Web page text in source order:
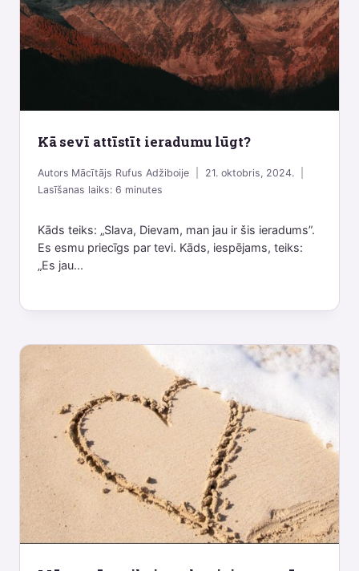
Kā sevī attīstīt ieradumu lūgt?
Autors Mācītājs Rufus Adžiboije
21. oktobris, 2024.
Lasīšanas laiks:6 minutes
Kāds teiks: „Slava, Dievam, man jau ir šis ieradums”.
Es esmu priecīgs par tevi. Kāds, iespējams, teiks:
„Es jau...